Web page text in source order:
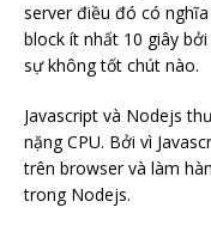
server điều đó có
block ít nhất 10 giây
sự không tốt chút nào.
Javascript và Nodejs
nặng CPU. Bởi vì
trên browser và làm
trong Nodejs.